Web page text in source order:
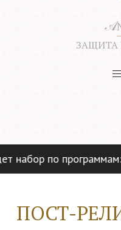
𝒜
ЗАЩИТА
по программам:
ПОСТ-